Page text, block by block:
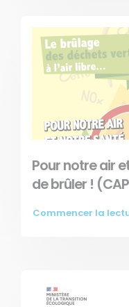
Pour notre air
de brûler !
Commencer la